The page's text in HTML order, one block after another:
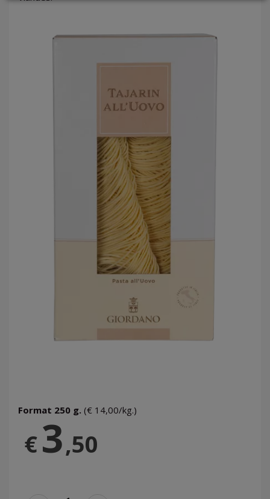
Format 250 g. (€ 14,00/kg.)
€3,50